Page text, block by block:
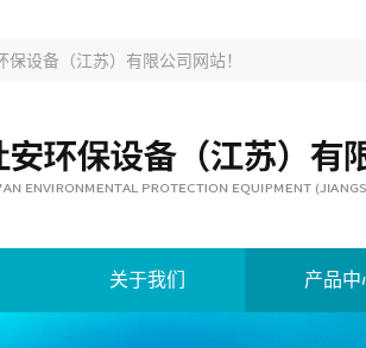
保设备（江苏）有限公司网站！
关于我们 产品中